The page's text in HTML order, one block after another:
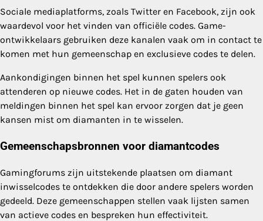
Sociale mediaplatforms, zoals Twitter en Facebook, zijn ook
waardevol voor het vinden van officiële codes. Game-
ontwikkelaars gebruiken deze kanalen vaak om in contact te
komen met hun gemeenschap en exclusieve codes te delen.
Aankondigingen binnen het spel kunnen spelers ook
attenderen op nieuwe codes. Het in de gaten houden van
meldingen binnen het spel kan ervoor zorgen dat je geen
kansen mist om diamanten in te wisselen.
Gemeenschapsbronnen voor diamantcodes
Gamingforums zijn uitstekende plaatsen om diamant
inwisselcodes te ontdekken die door andere spelers worden
gedeeld. Deze gemeenschappen stellen vaak lijsten samen
van actieve codes en bespreken hun effectiviteit.